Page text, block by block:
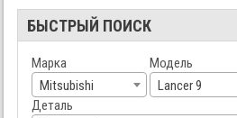
БЫСТРЫЙ ПОИСК
Марка
Mitsubishi
Модель
Lancer 9
Деталь